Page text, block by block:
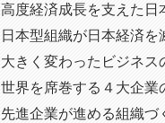
高度経済成長を支えた日
日本型組織が日本経済を
大きく変わったビジネス
世界を席巻する４大企業
先進企業が進める組織づ